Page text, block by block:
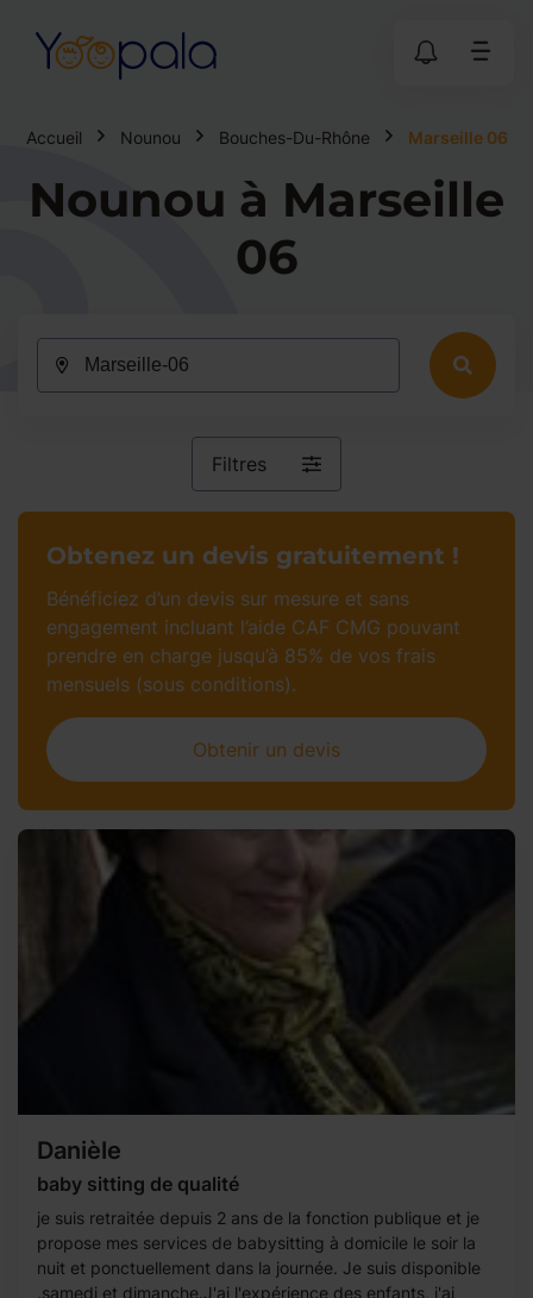
Accueil Nounou Bouches-Du-Rhône Marseille 06
Nounou à Marseille
06
Filtres
Danièle
baby sitting de qualité
je suis retraitée depuis 2 ans de la fonction publique et je
propose mes services de babysitting à domicile le soir la
nuit et ponctuellement dans la journée. Je suis disponible
.samedi et dimanche.J'ai l'expérience des enfants, j'ai
Obtenez un devis gratuitement !
Bénéficiez d’un devis sur mesure et sans
engagement incluant l’aide CAF CMG pouvant
prendre en charge jusqu’à 85% de vos frais
mensuels (sous conditions).
Obtenir un devis